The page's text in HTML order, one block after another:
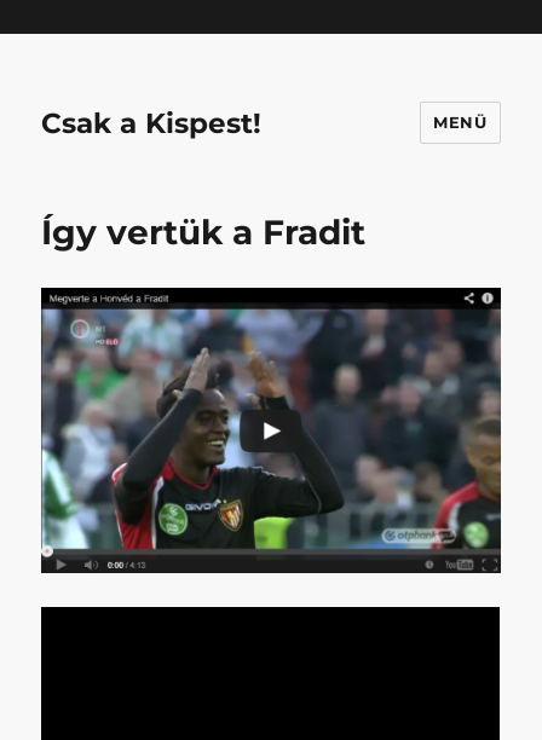
Csak a Kispest! MENÜ
Így vertük a Fradit